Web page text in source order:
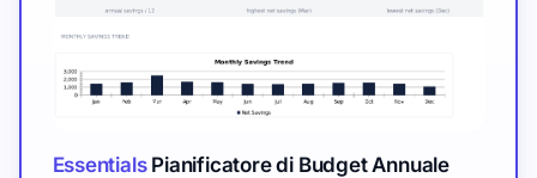
EssentialsPianificatore di Budget Annuale